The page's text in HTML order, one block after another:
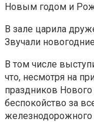
Новым годом и
В зале царила
Звучали
В том числе
что, несмотря на
праздников Нового
беспокойство за
железнодорожного